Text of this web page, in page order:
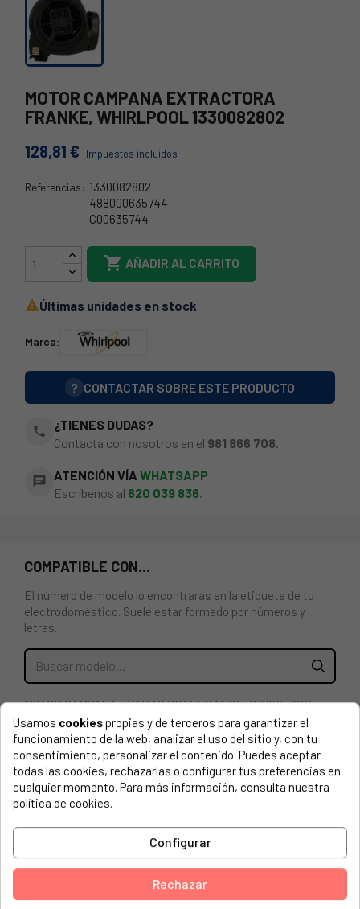
MOTOR CAMPANA EXTRACTORA
FRANKE, WHIRLPOOL 1330082802
128,81 € Impuestos incluidos
Referencias: 1330082802
488000635744
C00635744
 AÑADIR AL CARRITO
Últimas unidades en stock
Marca:
? CONTACTAR SOBRE ESTE PRODUCTO
phone
¿TIENES DUDAS?
Contacta con nosotros en el 981 866 708
chat ATENCIÓN VÍA WHATSAPP
Escríbenos al 620 039 836.
COMPATIBLE CON...
El número de modelo lo encontrarás en la etiqueta de tu
electrodoméstico. Suele estar formado por números y
letras.
MOTOR CAMPANA EXTRACTORA FRANKE, WHIRLPOOL
133.0082.802, 488000635744, C00635744
PARA EVITAR ERRORES ES RECOMENDABLE ENVIARNOS
UNA FOTO DE LA ETIQUETA DE CARACTERÍSTICAS DE LA
CAMPANA, COMPROBAREMOS LA FECHA DE PRODUCCIÓN,
¡SOLO CON ESO PODREMOS ENCONTRAR EL REPUESTO
BLAUPUNKT, 5DB66251
Usamos cookiespropias y de terceros para garantizar el
funcionamiento de la web, analizar el uso del sitio y, con tu
consentimiento, personalizar el contenido. Puedes aceptar
todas las cookies, rechazarlas o configurar tus preferencias en
cualquier momento. Para más información, consulta nuestra
política de cookies.
Configurar
Rechazar